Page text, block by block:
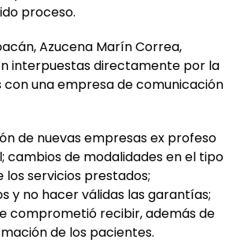
proceso.
Azucena Marín Correa,
interpuestas directamente por la
una empresa de comunicación
de nuevas empresas ex profeso
cambios de modalidades en el tipo
servicios prestados;
y no hacer válidas las garantías;
comprometió recibir, además de
de los pacientes.